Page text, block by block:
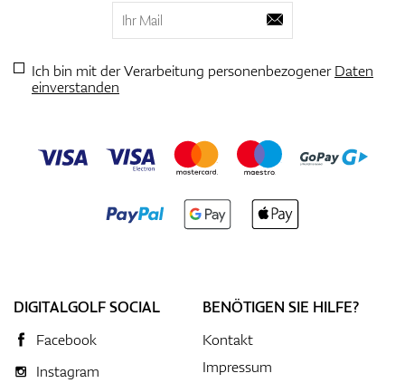
Ich bin mit der Verarbeitung personenbezogenerDaten
einverstanden
DIGITALGOLF SOCIAL
Facebook
Instagram
BENÖTIGEN SIE HILFE?
Kontakt
Impressum